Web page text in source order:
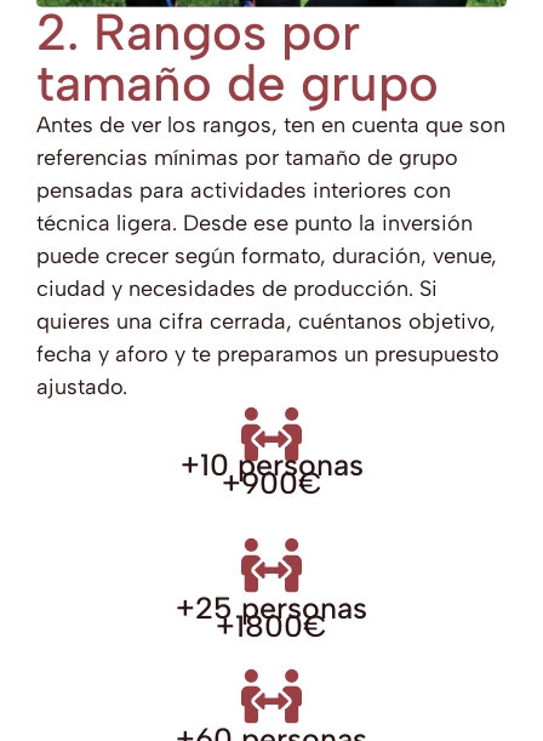
2. Rangos por
tamaño de grupo
Antes de ver los rangos, ten en cuenta que son
referencias mínimas por tamaño de grupo
pensadas para actividades interiores con
técnica ligera. Desde ese punto la inversión
puede crecer según formato, duración, venue,
ciudad y necesidades de producción. Si
quieres una cifra cerrada, cuéntanos objetivo,
fecha y aforo y te preparamos un presupuesto
ajustado.
+10 personas
+900€
+25 personas
+1800€